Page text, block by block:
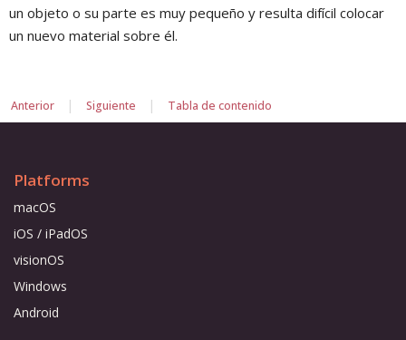
un objeto o su parte es muy pequeño y resulta difícil colocar
un nuevo material sobre él.
Anterior | Siguiente | Tabla de contenido
Platforms
macOS
iOS / iPadOS
visionOS
Windows
Android